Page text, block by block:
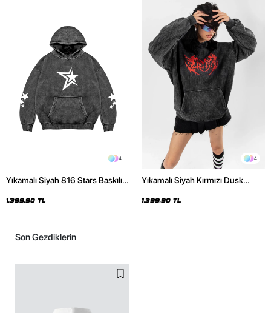
4
Yıkamalı Siyah 816 Stars Baskılı
1.399,90 TL
4
Yıkamalı Siyah Kırmızı Dusk
1.399,90 TL
Son Gezdiklerin